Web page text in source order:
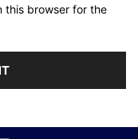
this browser for the